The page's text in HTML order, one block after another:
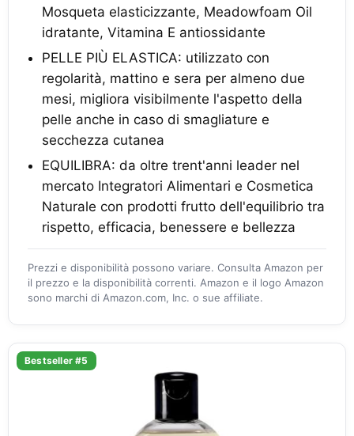
Mosqueta elasticizzante, Meadowfoam Oil
idratante, Vitamina E antiossidante
PELLE PIÙ ELASTICA: utilizzato con
regolarità, mattino e sera per almeno due
mesi, migliora visibilmente l'aspetto della
pelle anche in caso di smagliature e
secchezza cutanea
EQUILIBRA: da oltre trent'anni leader nel
mercato Integratori Alimentari e Cosmetica
Naturale con prodotti frutto dell'equilibrio tra
rispetto, efficacia, benessere e bellezza
Prezzi e disponibilità possono variare. Consulta Amazon per
il prezzo e la disponibilità correnti. Amazon e il logo Amazon
sono marchi di Amazon.com, Inc. o sue affiliate.
Bestseller #5